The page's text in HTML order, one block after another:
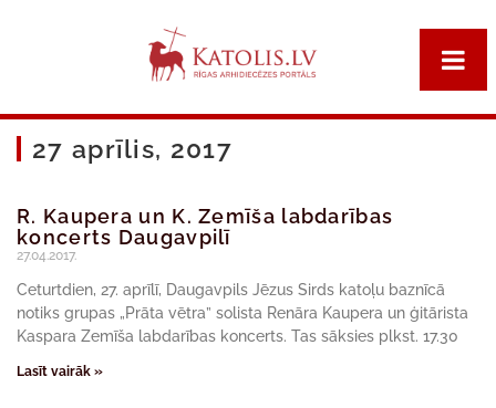
27 aprīlis, 2017
R. Kaupera un K. Zemīša labdarības
koncerts Daugavpilī
27.04.2017.
Ceturtdien, 27. aprīlī, Daugavpils Jēzus Sirds katoļu baznīcā
notiks grupas „Prāta vētra” solista Renāra Kaupera un ģitārista
Kaspara Zemīša labdarības koncerts. Tas sāksies plkst. 17.30
Lasīt vairāk »